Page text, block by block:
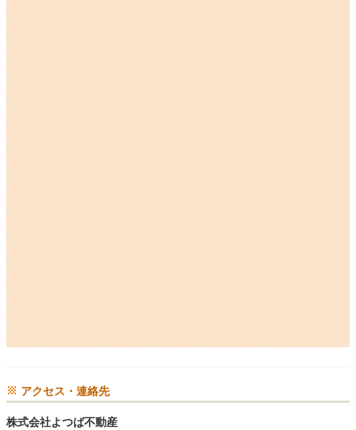
アクセス・連絡先
株式会社よつば不動産